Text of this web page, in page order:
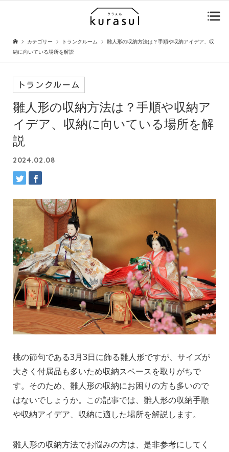
カテゴリー トランクルーム
雛人形の収納方法は？手順や収納アイデア、収
納に向いている場所を解説
トランクルーム
雛人形の収納方法は？手順や収納ア
イデア、収納に向いている場所を解
説
2024.02.08
桃の節句である3月3日に飾る雛人形ですが、サイズが
大きく付属品も多いため収納スペースを取りがちで
す。そのため、雛人形の収納にお困りの方も多いので
はないでしょうか。この記事では、雛人形の収納手順
や収納アイデア、収納に適した場所を解説します。
雛人形の収納方法でお悩みの方は、是非参考にしてく